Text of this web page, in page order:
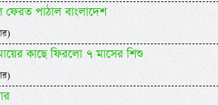
ফেরত পাঠাল বাংলাদেশ
কাছে ফিরলো ৭ মাসের শিশু